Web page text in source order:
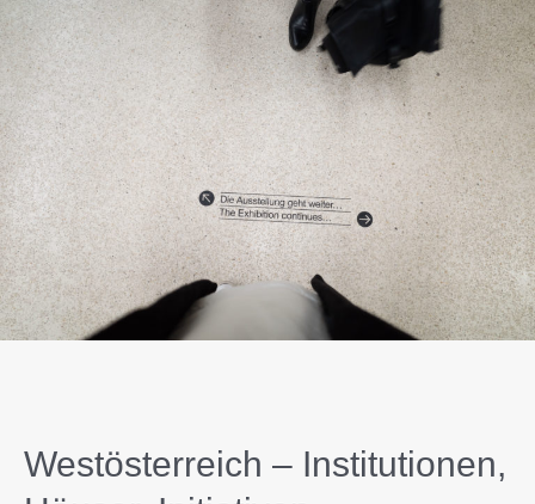
Westösterreich – Institutionen,